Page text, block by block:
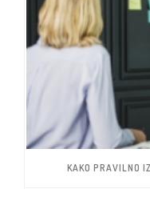
KAKO PRAVILNO